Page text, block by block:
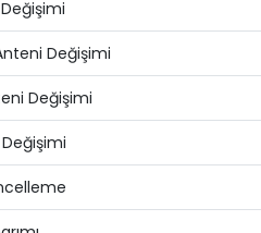
Değişimi
Değişimi